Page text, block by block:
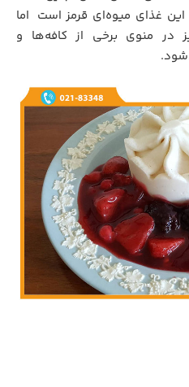
غذای میوه‌ای قرمز است اما
در منوی برخی از کافه‌ها و